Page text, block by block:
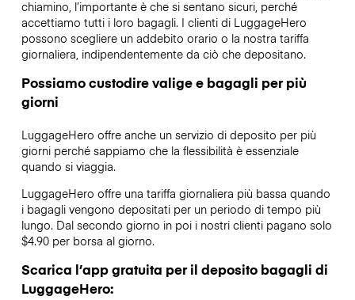
chiamino, l’importante è che si sentano sicuri, perché
accettiamo tutti i loro bagagli. I clienti di LuggageHero
possono scegliere un addebito orario o la nostra tariffa
giornaliera, indipendentemente da ciò che depositano.
Possiamo custodire valige e bagagli per più
giorni
LuggageHero offre anche un servizio di deposito per più
giorni perché sappiamo che la flessibilità è essenziale
quando si viaggia.
LuggageHero offre una tariffa giornaliera più bassa quando
i bagagli vengono depositati per un periodo di tempo più
lungo. Dal secondo giorno in poi i nostri clienti pagano solo
$4.90 per borsa al giorno.
Scarica l’app gratuita per il deposito bagagli di
LuggageHero: